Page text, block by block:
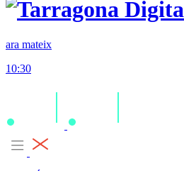
ara mateix
10:30